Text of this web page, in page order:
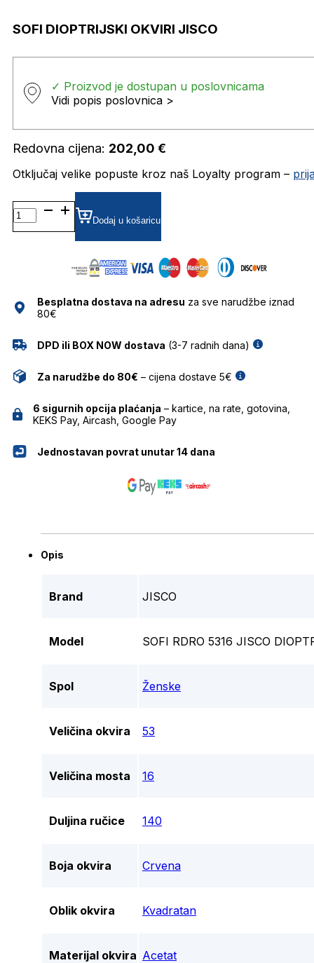
SOFI DIOPTRIJSKI OKVIRI JISCO
✓ Proizvod je dostupan u poslovnicama
Vidi popis poslovnica >
Redovna cijena: 202,00 €
Otključaj velike popuste kroz naš Loyalty program –
SOFI DIOPTRIJSKI
OKVIRI
JISCO
Dodaj u košaricu
Besplatna dostava na adresu za sve narudžbe iznad
80€
DPD ili BOX NOW dostava (3-7 radnih dana)
Za narudžbe do 80€ – cijena dostave 5€
6 sigurnih opcija plaćanja – kartice, na rate, gotovina,
KEKS Pay, Aircash, Google Pay
Jednostavan povrat unutar 14 dana
Opis
Brand JISCO
Model SOFI RDRO 5316 JISCO
Spol Ženske
Veličina okvira 53
Veličina mosta 16
Duljina ručice 140
Boja okvira Crvena
Oblik okvira Kvadratan
Materijal okvira Acetat